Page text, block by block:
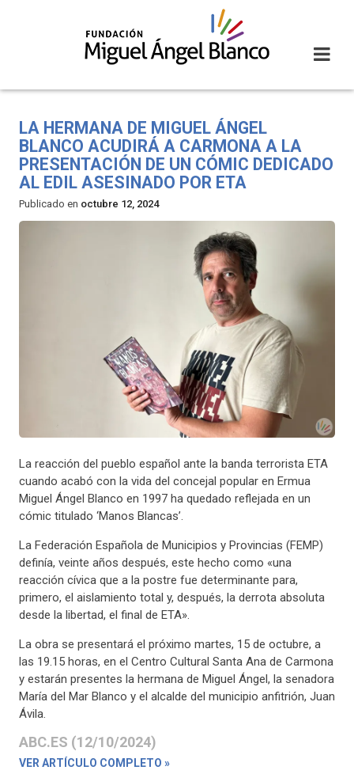
LA HERMANA DE MIGUEL ÁNGEL
BLANCO ACUDIRÁ A CARMONA A LA
PRESENTACIÓN DE UN CÓMIC DEDICADO
AL EDIL ASESINADO POR ETA
Publicado en octubre 12, 2024
La reacción del pueblo español ante la banda terrorista ETA
cuando acabó con la vida del concejal popular en Ermua
Miguel Ángel Blanco en 1997 ha quedado reflejada en un
cómic titulado ‘Manos Blancas’.
La Federación Española de Municipios y Provincias (FEMP)
definía, veinte años después, este hecho como «una
reacción cívica que a la postre fue determinante para,
primero, el aislamiento total y, después, la derrota absoluta
desde la libertad, el final de ETA».
La obra se presentará el próximo martes, 15 de octubre, a
las 19.15 horas, en el Centro Cultural Santa Ana de Carmona
y estarán presentes la hermana de Miguel Ángel, la senadora
María del Mar Blanco y el alcalde del municipio anfitrión, Juan
Ávila.
ABC.ES (12/10/2024)
VER ARTÍCULO COMPLETO »